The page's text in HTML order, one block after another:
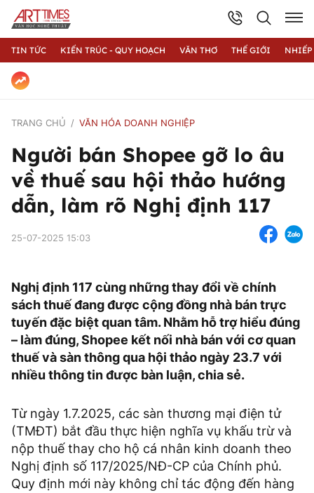
TIN TỨC KIẾN TRÚC - QUY HOẠCH VĂN THƠ THẾ GIỚI
TRANG CHỦ VĂN HÓA DOANH NGHIỆP
Người bán Shopee gỡ lo âu
về thuế sau hội thảo hướng
dẫn, làm rõ Nghị định 117
25-07-2025 15:03
Nghị định 117 cùng những thay đổi về chính
sách thuế đang được cộng đồng nhà bán trực
tuyến đặc biệt quan tâm. Nhằm hỗ trợ hiểu đúng
– làm đúng, Shopee kết nối nhà bán với cơ quan
thuế và sàn thông qua hội thảo ngày 23.7 với
nhiều thông tin được bàn luận, chia sẻ.
Từ ngày 1.7.2025, các sàn thương mại điện tử
(TMĐT) bắt đầu thực hiện nghĩa vụ khấu trừ và
nộp thuế thay cho hộ cá nhân kinh doanh theo
Nghị định số 117/2025/NĐ-CP của Chính phủ.
Quy định mới này không chỉ tác động đến hàng